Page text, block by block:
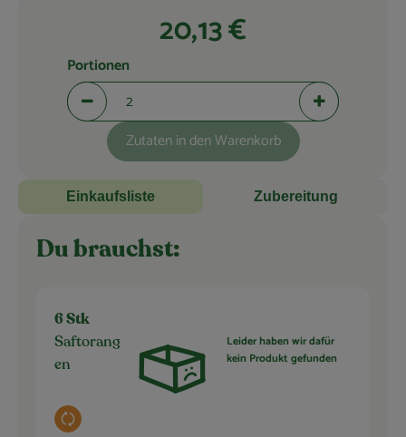
20,13 €
Portionen verringern (aktuell 2 Portionen ausgewählt)
Portionen
Portionen
Zutaten in den Warenkorb
Einkaufsliste Zubereitung
Du brauchst:
6 Stk
Saftorang
en
Auswahl ändern
Leider haben wir dafür
kein Produkt gefunden